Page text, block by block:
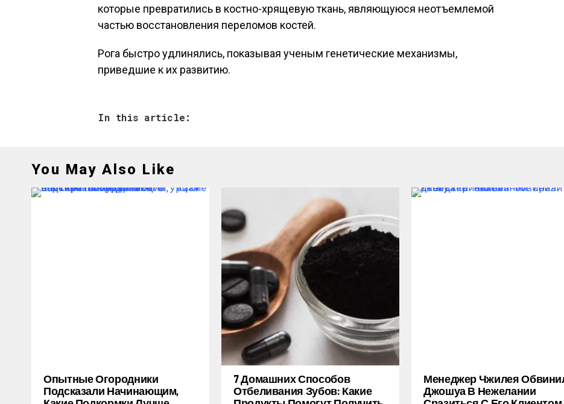
которые превратились в костно-хрящевую ткань, являющуюся неотъемлемой
частью восстановления переломов костей.
Рога быстро удлинялись, показывая ученым генетические механизмы,
приведшие к их развитию.
In this article:
You May Also Like
Опытные Огородники
Подсказали Начинающим,
7 Домашних Способов
Отбеливания Зубов: Какие
Менеджер Чжилея
Джошуа В Нежелании